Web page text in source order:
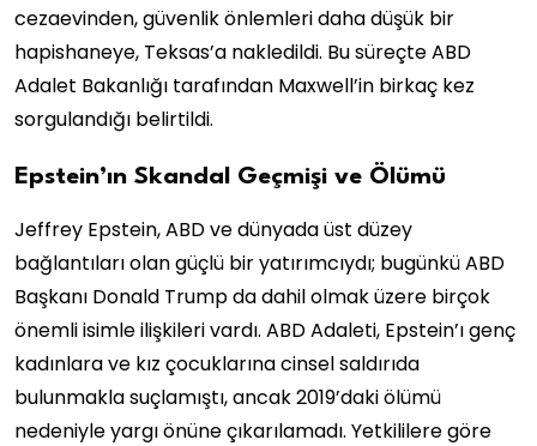
cezaevinden, güvenlik önlemleri daha düşük bir
hapishaneye, Teksas’a nakledildi. Bu süreçte ABD
Adalet Bakanlığı tarafından Maxwell’in birkaç kez
sorgulandığı belirtildi.
Epstein’ın Skandal Geçmişi ve Ölümü
Jeffrey Epstein, ABD ve dünyada üst düzey
bağlantıları olan güçlü bir yatırımcıydı; bugünkü ABD
Başkanı Donald Trump da dahil olmak üzere birçok
önemli isimle ilişkileri vardı. ABD Adaleti, Epstein’ı genç
kadınlara ve kız çocuklarına cinsel saldırıda
bulunmakla suçlamıştı, ancak 2019’daki ölümü
nedeniyle yargı önüne çıkarılamadı. Yetkililere göre